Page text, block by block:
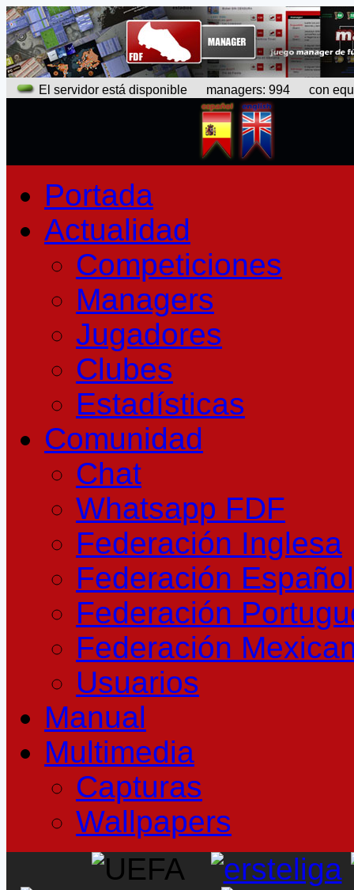
El servidor está disponible managers: 994 con
Portada
Actualidad
Competiciones
Managers
Jugadores
Clubes
Estadísticas
Comunidad
Chat
Whatsapp FDF
Federación Inglesa
Federación
Federación
Federación
Usuarios
Manual
Multimedia
Capturas
Wallpapers